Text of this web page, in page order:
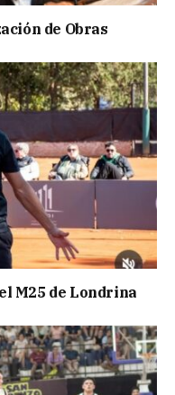
de Obras
M25 de Londrina